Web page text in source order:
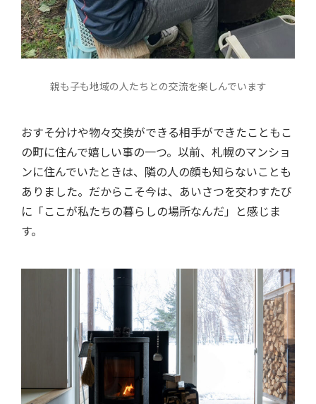
親も子も地域の人たちとの交流を楽しんでいます
おすそ分けや物々交換ができる相手ができたこともこ
の町に住んで嬉しい事の一つ。以前、札幌のマンショ
ンに住んでいたときは、隣の人の顔も知らないことも
ありました。だからこそ今は、あいさつを交わすたび
に「ここが私たちの暮らしの場所なんだ」と感じま
す。